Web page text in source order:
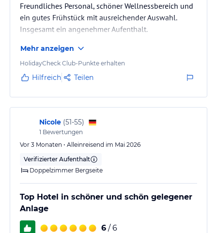
Freundliches Personal, schöner Wellnessbereich und
ein gutes Frühstück mit ausreichender Auswahl.
Insgesamt ein angenehmer Aufenthalt.
Mehr anzeigen
HolidayCheck Club-Punkte erhalten
Hilfreich Teilen
Nicole (51-55)
1 Bewertungen
Vor 3 Monaten • Alleinreisend im Mai 2026
Verifizierter Aufenthalt
Doppelzimmer Bergseite
Top Hotel in schöner und schön gelegener
Anlage
6 / 6